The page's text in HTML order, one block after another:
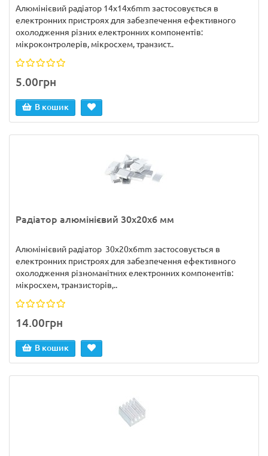
Алюмінієвий радіатор 14х14х6mm застосовується в
електронних пристроях для забезпечення ефективного
охолодження різних електронних компонентів:
мікроконтролерів, мікросхем, транзист..
5.00грн
В кошик
Радіатор алюмінієвий 30х20х6 мм
Алюмінієвий радіатор 30х20х6mm застосовується в
електронних пристроях для забезпечення ефективного
охолодження різноманітних електронних компонентів:
мікросхем, транзисторів,..
14.00грн
В кошик